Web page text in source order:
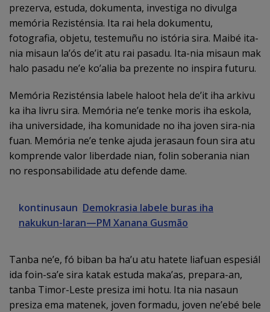
prezerva, estuda, dokumenta, investiga no divulga
memória Rezisténsia. Ita rai hela dokumentu,
fotografia, objetu, testemuñu no istória sira. Maibé ita-
nia misaun la’ós de’it atu rai pasadu. Ita-nia misaun mak
halo pasadu ne’e ko’alia ba prezente no inspira futuru.
Memória Rezisténsia labele haloot hela de’it iha arkivu
ka iha livru sira. Memória ne’e tenke moris iha eskola,
iha universidade, iha komunidade no iha joven sira-nia
fuan. Memória ne’e tenke ajuda jerasaun foun sira atu
komprende valor liberdade nian, folin soberania nian
no responsabilidade atu defende dame.
kontinusaun Demokrasia labele buras iha
nakukun-laran—PM Xanana Gusmão
Tanba ne’e, fó biban ba ha’u atu hatete liafuan espesiál
ida foin-sa’e sira katak estuda maka’as, prepara-an,
tanba Timor-Leste presiza imi hotu. Ita nia nasaun
presiza ema matenek, joven formadu, joven ne’ebé bele